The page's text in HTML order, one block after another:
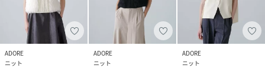
ADORE
ニット
ADORE
ニット
ADORE
ニット